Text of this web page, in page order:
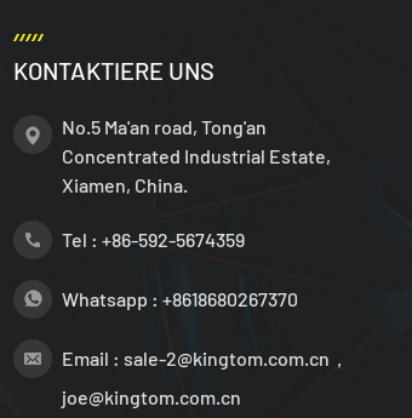
KONTAKTIERE UNS
No.5 Ma'an road, Tong'an
Concentrated Industrial Estate,
Xiamen, China.
Tel : +86-592-5674359
Whatsapp : +8618680267370
Email : sale-2@kingtom.com.cn，
joe@kingtom.com.cn